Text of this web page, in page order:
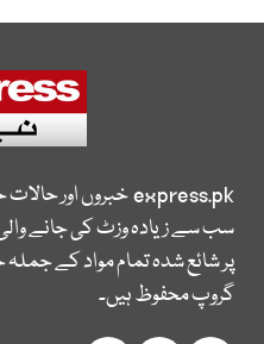
express.pkخبروں اور
سب سے زیادہ وزٹ کی جانے
پر شائع شدہ تمام مواد کے
گروپ محفوظ ہیں۔